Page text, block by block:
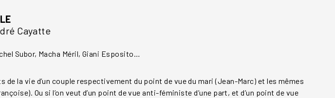
Cayatte
Subor, Macha Méril, Giani Esposito…
de la vie d’un couple respectivement du point de vue du mari (Jean-Marc) et les mêmes
Ou si l’on veut d’un point de vue anti-féministe d’une part, et d’un point de vue